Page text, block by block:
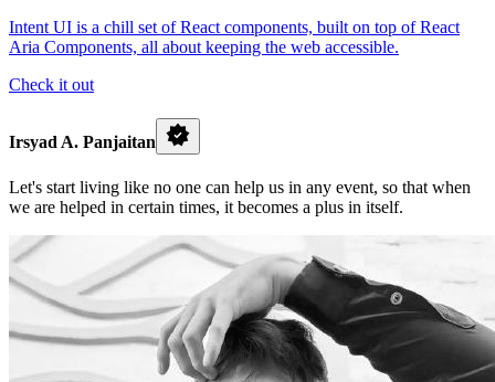
Intent UI is a chill set of React components, built on top of React
Aria Components, all about keeping the web accessible.
Check it out
Irsyad A. Panjaitan
Let's start living like no one can help us in any event, so that when
we are helped in certain times, it becomes a plus in itself.